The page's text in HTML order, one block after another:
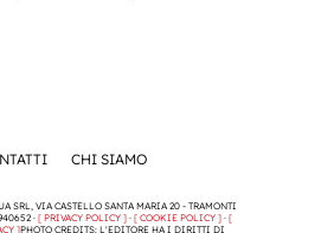
CHI SIAMO
SRL, VIA CASTELLO SANTA MARIA 20 - TRAMONTI
· [ PRIVACY POLICY ]· [ COOKIE POLICY ]· [
]PHOTO CREDITS: L'EDITORE HA I DIRITTI DI